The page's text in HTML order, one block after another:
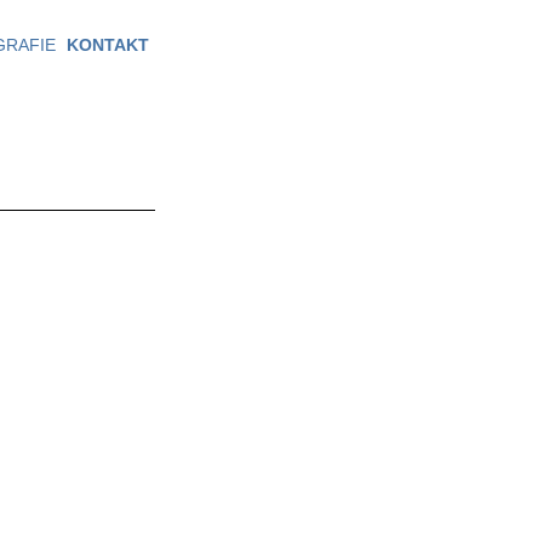
KONTAKT